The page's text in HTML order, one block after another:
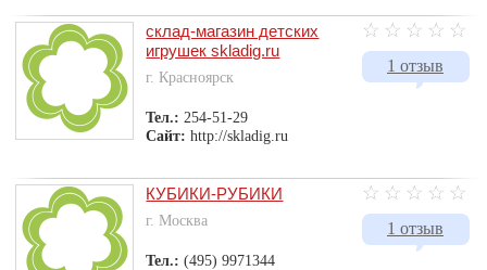
1 отзыв
cклад-магазин детских
игрушек skladig.ru
г. Красноярск
Тел.:254-51-29
Сайт: http://skladig.ru
1 отзыв
КУБИКИ-РУБИКИ
г. Москва
Тел.:(495) 9971344